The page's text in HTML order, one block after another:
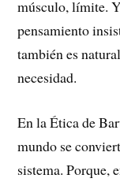
músculo, límite.
pensamiento
también es
necesidad.
En la Ética de
mundo se
sistema. Porque,